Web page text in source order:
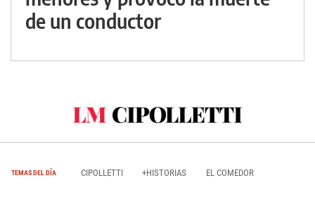
de un conductor
TEMAS DEL DÍA CIPOLLETTI +HISTORIAS EL COMEDOR